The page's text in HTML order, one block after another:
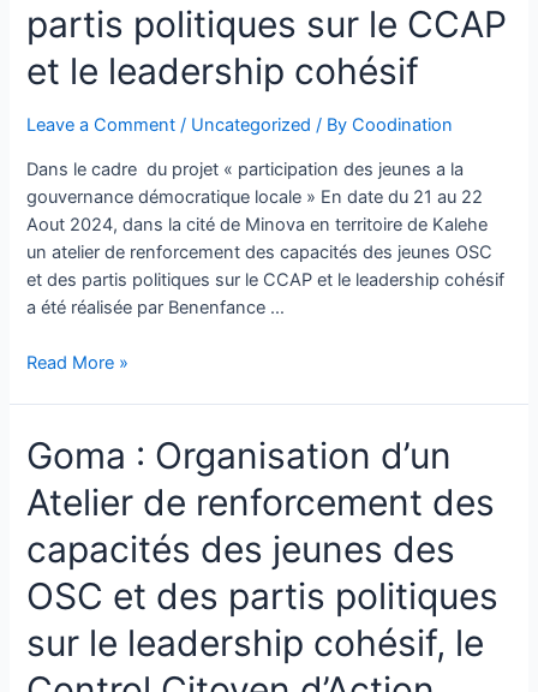
partis politiques sur le CCAP
et le leadership cohésif
Leave a Comment / Uncategorized / ByCoodination
Dans le cadre du projet « participation des jeunes a la
gouvernance démocratique locale » En date du 21 au 22
Aout 2024, dans la cité de Minova en territoire de Kalehe
un atelier de renforcement des capacités des jeunes OSC
et des partis politiques sur le CCAP et le leadership cohésif
a été réalisée par Benenfance …
Read More »
Goma : Organisation d’un
Atelier de renforcement des
capacités des jeunes des
OSC et des partis politiques
sur le leadership cohésif, le